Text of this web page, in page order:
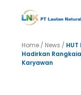
Home/ News /
Hadirkan
Karyawan